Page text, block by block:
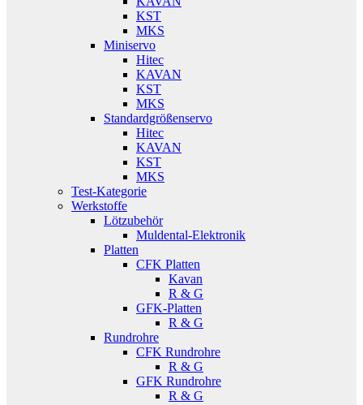
KST
MKS
Miniservo
Hitec
KAVAN
KST
MKS
Standardgrößenservo
Hitec
KAVAN
KST
MKS
Test-Kategorie
Werkstoffe
Lötzubehör
Muldental-Elektronik
Platten
CFK Platten
Kavan
R & G
GFK-Platten
R & G
Rundrohre
CFK Rundrohre
R & G
GFK Rundrohre
R & G